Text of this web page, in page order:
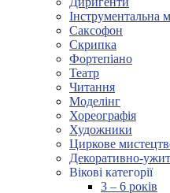
Інструментальна
Саксофон
Скрипка
Фортепіано
Театр
Читання
Моделінг
Хореографія
Художники
Циркове
Декоративно-
Вікові категорії
3 – 6 років